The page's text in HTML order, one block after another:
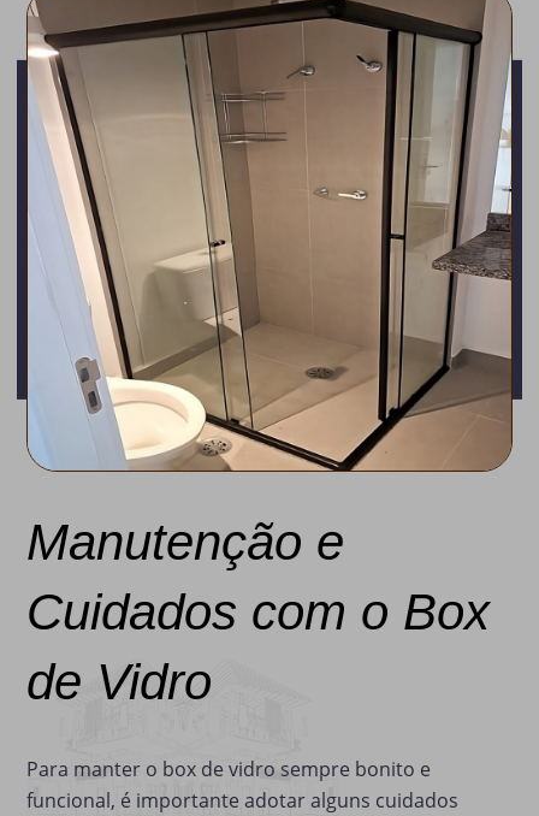
Manutenção e
Cuidados com o Box
de Vidro
Para manter o box de vidro sempre bonito e
funcional, é importante adotar alguns cuidados